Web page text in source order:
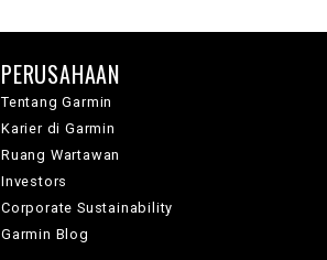
PERUSAHAAN
Tentang Garmin
Karier di Garmin
Ruang Wartawan
Investors
Corporate Sustainability
Garmin Blog